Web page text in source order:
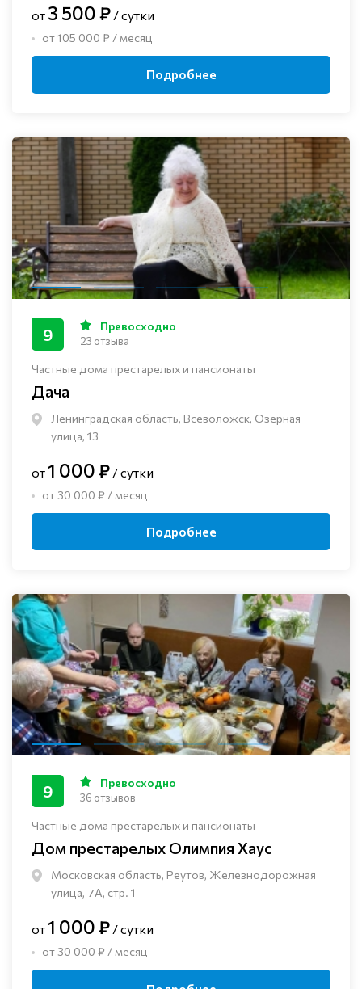
от 3 500 ₽ / сутки
от 105 000 ₽ / месяц
Подробнее
Частные дома престарелых и пансионаты
Дача
Ленинградская область, Всеволожск, Озёрная
улица, 13
9 Превосходно
23 отзыва
от1 000 ₽ / сутки
от 30 000 ₽ / месяц
Подробнее
Частные дома престарелых и пансионаты
Дом престарелых Олимпия Хаус
Московская область, Реутов, Железнодорожная
улица, 7А, стр. 1
9 Превосходно
36 отзывов
от1 000 ₽ / сутки
от 30 000 ₽ / месяц